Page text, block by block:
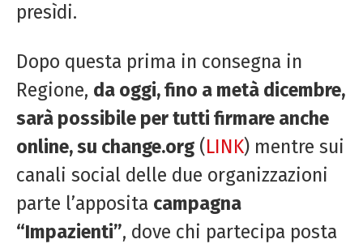
presìdi.
Dopo questa prima in consegna in
Regione, da oggi, fino a metà dicembre,
sarà possibile per tutti firmare anche
online, su change.org (LINK) mentre sui
canali social delle due organizzazioni
parte l’apposita campagna
“Impazienti”, dove chi partecipa posta